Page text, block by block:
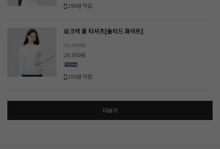
290원 적립
모크넥 쿨 티셔츠[솔리드 화이트]
31,000원
29,000원
290원 적립
더보기